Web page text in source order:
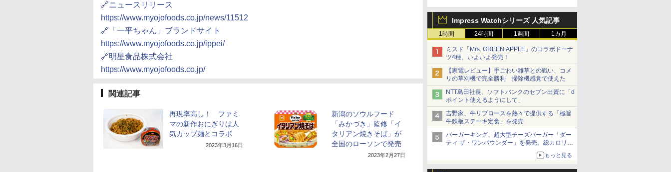
た
Impress Watchシリーズ 人気記事
1時間 24時間 1週間 1カ月
ミスド「Mrs. GREEN APPLE」のコラボドーナ
ツ4種、いよいよ発売！
【家電レビュー】手ごわい雑草との戦い、コメ
リの草刈機で完全勝利 掃除機感覚で使えた
NTT島田社長、ソフトバンクのセブン出資に「d
ポイント使えるようにして」
吉野家、牛リブロースを熱々で提供する「極旨
牛鉄板ステーキ定食」を発売
バーガーキング、超大型チーズバーガー「ダー
ティ ザ・ワンパウンダー」を発売。総カロリー
もっと見る
🔗ニュースリリース
https://www.myojofoods.co.jp/news/11512
🔗「一平ちゃん」ブランドサイト
https://www.myojofoods.co.jp/ippei/
🔗明星食品株式会社
https://www.myojofoods.co.jp/
関連記事
再現率高し！ ファミ
マの新作おにぎりは人
気カップ麺とコラボ
2023年3月16日
新潟のソウルフード
「みかづき」監修「イ
タリアン焼きそば」が
全国のローソンで発売
2023年2月27日